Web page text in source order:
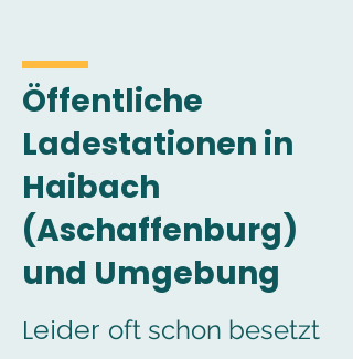
Öffentliche
Ladestationen in
Haibach
(Aschaffenburg)
und Umgebung
Leider oft schon besetzt